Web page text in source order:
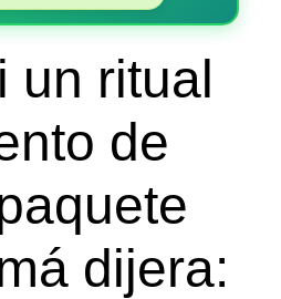
un ritual
de
dijera: